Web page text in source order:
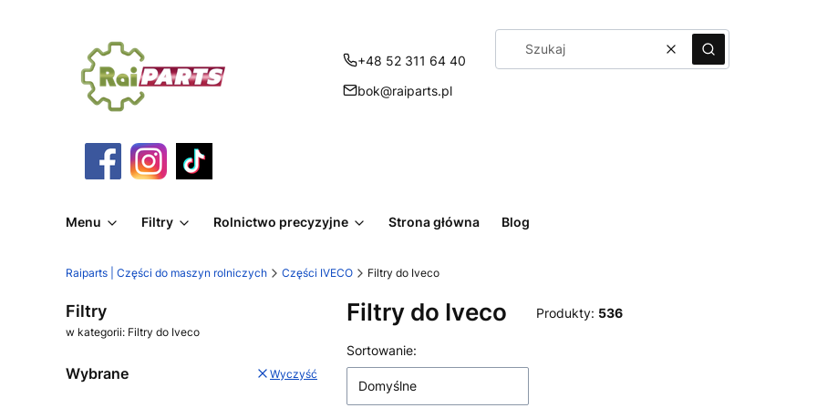
+48 52 311 64 40
bok@raiparts.pl
WyczyśćSzukaj
Menu Filtry Rolnictwo precyzyjne Strona główna Blog
Raiparts | Części do maszyn rolniczych Części IVECO Filtry do Iveco
Filtry
w kategorii: Filtry do Iveco
Wybrane Wyczyść
Filtry do Iveco Produkty: 536
Lista produktów
Sortowanie:
Domyślne